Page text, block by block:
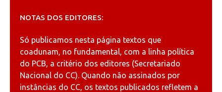
NOTAS DOS EDITORES:
Só publicamos nesta página textos que
coadunam, no fundamental, com a linha política
do PCB, a critério dos editores (Secretariado
Nacional do CC). Quando não assinados por
instâncias do CC, os textos publicados refletem a